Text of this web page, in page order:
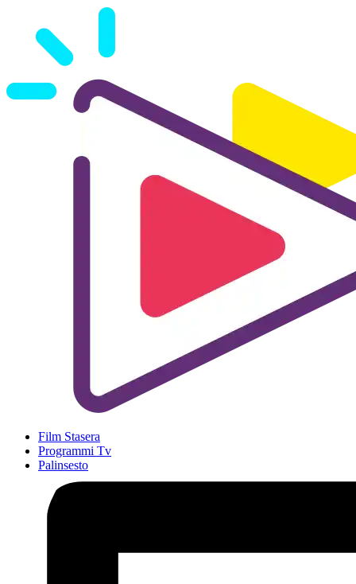
Film Stasera
Programmi Tv
Palinsesto